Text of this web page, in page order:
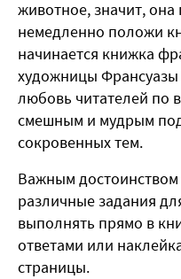
животное, значит,
немедленно положи
начинается книжка
художницы Франсуазы
любовь читателей по
смешным и мудрым
сокровенных тем.
Важным достоинством
различные задания
выполнять прямо в
ответами или
страницы.